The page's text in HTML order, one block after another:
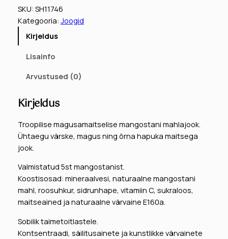
n
g
o
o
o
k
I
a
m
S
u
p
SKU: SH11746
Kategooria: Joogid
Kirjeldus
Lisainfo
Arvustused (0)
Kirjeldus
Troopilise magusamaitselise mangostani mahlajook.
Ühtaegu värske, magus ning õrna hapuka maitsega
jook.
Valmistatud 5st mangostanist.
Koostisosad: mineraalvesi, naturaalne mangostani
mahl, roosuhkur, sidrunhape, vitamiin C, sukraloos,
maitseained ja naturaalne värvaine E160a.
Sobilik taimetoitlastele.
Kontsentraadi, säilitusainete ja kunstlikke värvainete